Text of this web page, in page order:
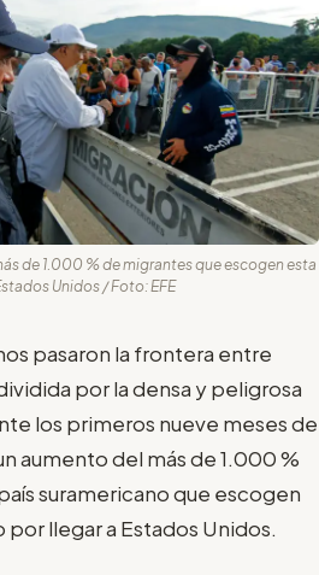
de 1.000 % de migrantes que escogen esta
Unidos / Foto: EFE
pasaron la frontera entre
por la densa y peligrosa
los primeros nueve meses de
aumento del más de 1.000 %
suramericano que escogen
por llegar a Estados Unidos.